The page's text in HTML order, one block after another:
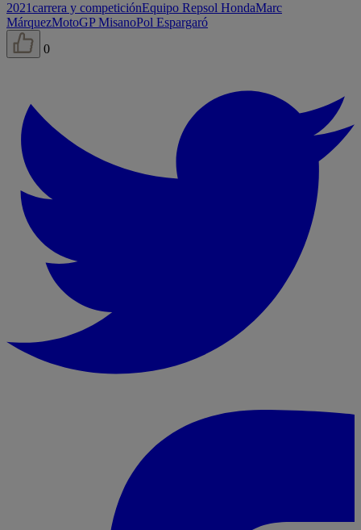
2021carrera y competiciónEquipo Repsol HondaMarc
MárquezMotoGP MisanoPol Espargaró
0